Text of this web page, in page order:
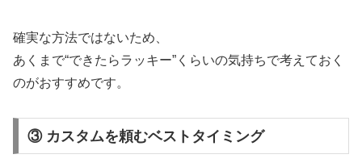
確実な方法ではないため、
あくまで“できたらラッキー”くらいの気持ちで考えておく
のがおすすめです。
③ カスタムを頼むベストタイミング